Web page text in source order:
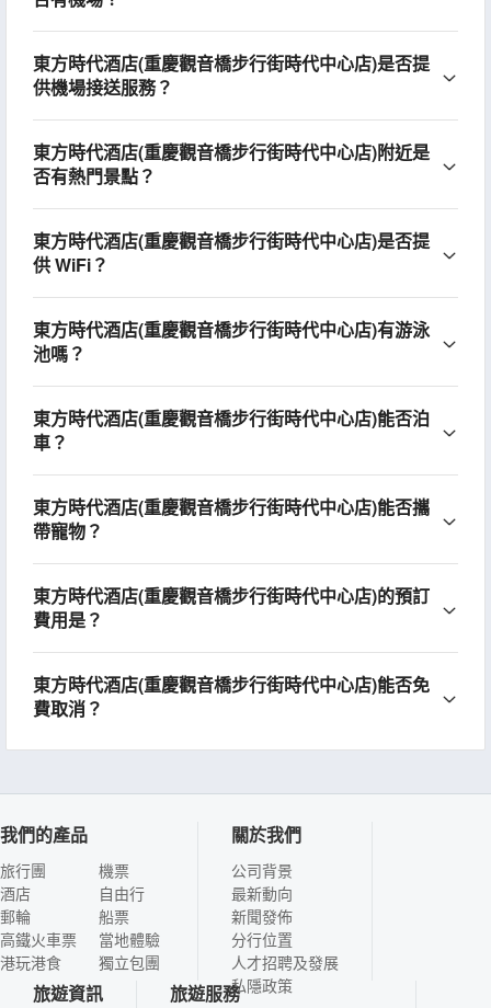
東方時代酒店(重慶觀音橋步行街時代中心店)是否提
供機場接送服務？
東方時代酒店(重慶觀音橋步行街時代中心店)附近是
否有熱門景點？
東方時代酒店(重慶觀音橋步行街時代中心店)是否提
供 WiFi？
東方時代酒店(重慶觀音橋步行街時代中心店)有游泳
池嗎？
東方時代酒店(重慶觀音橋步行街時代中心店)能否泊
車？
東方時代酒店(重慶觀音橋步行街時代中心店)能否攜
帶寵物？
東方時代酒店(重慶觀音橋步行街時代中心店)的預訂
費用是？
東方時代酒店(重慶觀音橋步行街時代中心店)能否免
費取消？
我們的產品
旅行團
酒店
郵輪
高鐵火車票
港玩港食
機票
自由行
船票
當地體驗
獨立包團
關於我們
公司背景
最新動向
新聞發佈
分行位置
人才招聘及發展
私隱政策
旅遊資訊 旅遊服務